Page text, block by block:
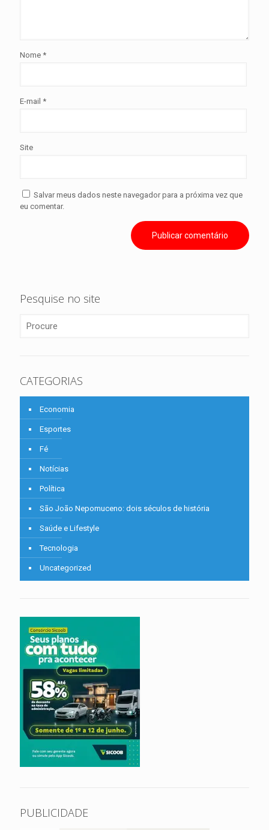
Nome *
E-mail *
Site
Salvar meus dados neste navegador para a próxima vez que
eu comentar.
Pesquise no site
CATEGORIAS
Economia
Esportes
Fé
Notícias
Política
São João Nepomuceno: dois séculos de história
Saúde e Lifestyle
Tecnologia
Uncategorized
PUBLICIDADE